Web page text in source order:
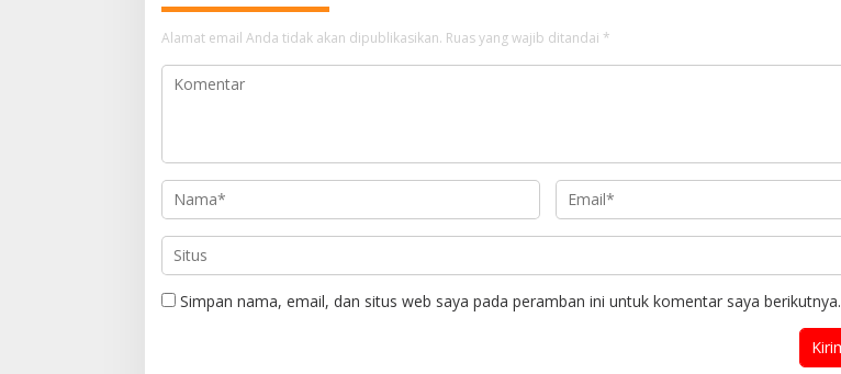
Alamat email Anda tidak akan dipublikasikan. Ruas yang wajib ditandai *
Simpan nama, email, dan situs web saya pada peramban ini untuk komentar saya berikutnya.